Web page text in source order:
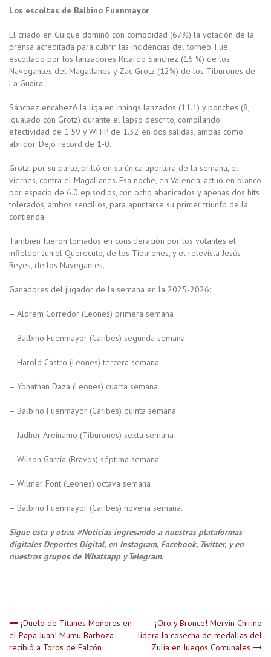
Los escoltas de Balbino Fuenmayor
El criado en Guigue dominó con comodidad (67%) la votación de la
prensa acreditada para cubrir las incidencias del torneo. Fue
escoltado por los lanzadores Ricardo Sánchez (16 %) de los
Navegantes del Magallanes y Zac Grotz (12%) de los Tiburones de
La Guaira.
Sánchez encabezó la liga en innings lanzados (11.1) y ponches (8,
igualado con Grotz) durante el lapso descrito, compilando
efectividad de 1.59 y WHIP de 1.32 en dos salidas, ambas como
abridor. Dejó récord de 1-0.
Grotz, por su parte, brilló en su única apertura de la semana, el
viernes, contra el Magallanes. Esa noche, en Valencia, actuó en blanco
por espacio de 6.0 episodios, con ocho abanicados y apenas dos hits
tolerados, ambos sencillos, para apuntarse su primer triunfo de la
contienda.
También fueron tomados en consideración por los votantes el
infielder Juniel Querecuto, de los Tiburones, y el relevista Jesús
Reyes, de los Navegantes.
Ganadores del jugador de la semana en la 2025-2026:
– Aldrem Corredor (Leones) primera semana
– Balbino Fuenmayor (Caribes) segunda semana
– Harold Castro (Leones) tercera semana
– Yonathan Daza (Leones) cuarta semana
– Balbino Fuenmayor (Caribes) quinta semana
– Jadher Areinamo (Tiburones) sexta semana
– Wilson García (Bravos) séptima semana
– Wilmer Font (Leones) octava semana
– Balbino Fuenmayor (Caribes) novena semana.
Sigue esta y otras #Noticias ingresando a nuestras plataformas
digitales Deportes Digital, en Instagram, Facebook, Twitter, y en
nuestros grupos de Whatsapp y Telegram.
Navegación
¡Duelo de Titanes Menores en
el Papa Juan! Mumu Barboza
recibió a Toros de Falcón
¡Oro y Bronce! Mervin Chirino
lidera la cosecha de medallas del
Zulia en Juegos Comunales